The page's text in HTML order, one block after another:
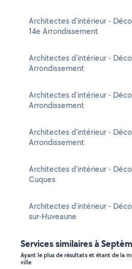
Architectes d'intérieur -
14e Arrondissement
Architectes d'intérieur -
Arrondissement
Architectes d'intérieur -
Arrondissement
Architectes d'intérieur -
Arrondissement
Architectes d'intérieur -
Cuques
Architectes d'intérieur -
sur-Huveaune
Services similaires à
Ayant le plus de résultats et étant de la
ville